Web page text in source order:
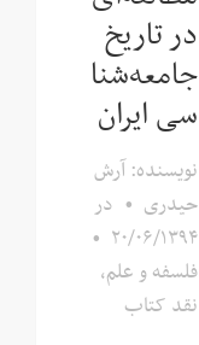
در تاریخ
جامعه‌شنا
سی ایران
نویسنده: آرش
حیدری • در
۲۰/۰۶/۱۳۹۴ •
فلسفه و علم,
نقد کتاب